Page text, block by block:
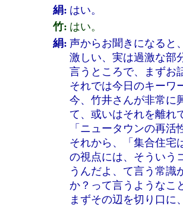
絹: はい。
竹: はい。
絹: 声からお聞きになると
激しい、実は過激な部
言うところで、まずお
それでは今日のキーワ
今、竹井さんが非常に
て、或いはそれを離れ
「ニュータウンの再活
それから、「集合住宅
の視点には、そういう
うんだよ、て言う常識
か？って言うようなこ
まずその辺を切り口に